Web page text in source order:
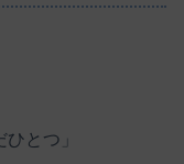
とつ」